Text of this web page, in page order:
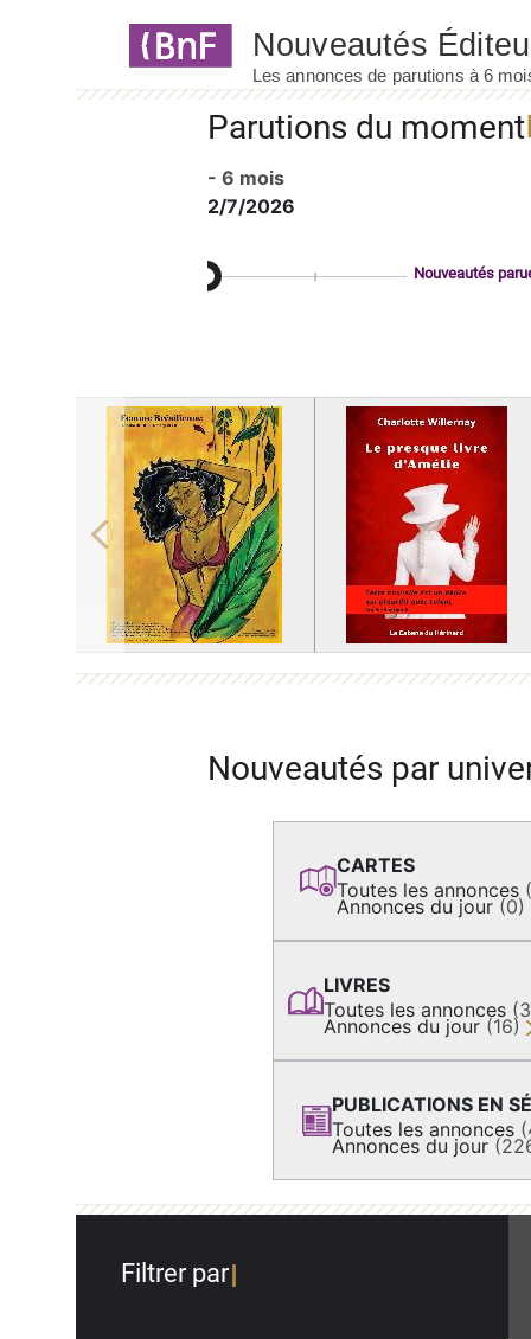
Parutions du moment
- 6 mois
2/7/2026
Nouveautés
Previous
Nouveautés par
CARTES
Toutes les annonces
Annonces du jour (0)
LIVRES
Toutes les annonces
Annonces du jour (16)
PUBLICATIONS EN
Toutes les annonces
Annonces du jour
Filtrer par